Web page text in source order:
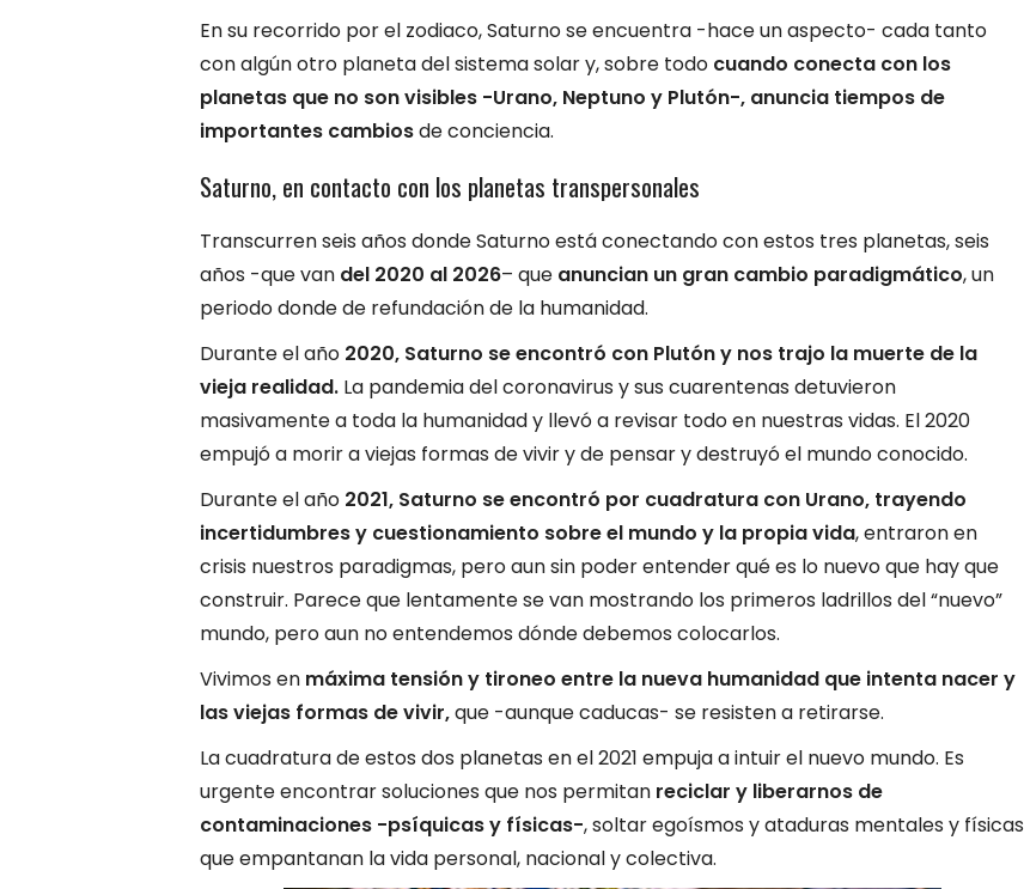
En su recorrido por el zodiaco, Saturno se encuentra -hace un aspecto- cada tanto
con algún otro planeta del sistema solar y, sobre todo cuando conecta con los
planetas que no son visibles -Urano, Neptuno y Plutón-, anuncia tiempos de
importantes cambiosde conciencia.
Saturno, en contacto con los planetas transpersonales
Transcurren seis años donde Saturno está conectando con estos tres planetas, seis
años -que van del 2020 al 2026– que anuncian un gran cambio paradigmático, un
periodo donde de refundación de la humanidad.
Durante el año 2020, Saturno se encontró con Plutón y nos trajo la muerte de la
vieja realidad. La pandemia del coronavirus y sus cuarentenas detuvieron
masivamente a toda la humanidad y llevó a revisar todo en nuestras vidas. El 2020
empujó a morir a viejas formas de vivir y de pensar y destruyó el mundo conocido.
Durante el año 2021, Saturno se encontró por cuadratura con Urano, trayendo
incertidumbres y cuestionamiento sobre el mundo y la propia vida, entraron en
crisis nuestros paradigmas, pero aun sin poder entender qué es lo nuevo que hay que
construir. Parece que lentamente se van mostrando los primeros ladrillos del “nuevo”
mundo, pero aun no entendemos dónde debemos colocarlos.
Vivimos en máxima tensión y tironeo entre la nueva humanidad que intenta nacer y
las viejas formas de vivir,que -aunque caducas- se resisten a retirarse.
La cuadratura de estos dos planetas en el 2021 empuja a intuir el nuevo mundo. Es
urgente encontrar soluciones que nos permitan reciclar y liberarnos de
contaminaciones -psíquicas y físicas-, soltar egoísmos y ataduras mentales y físicas
que empantanan la vida personal, nacional y colectiva.